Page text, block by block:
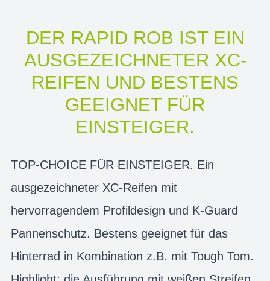
DER RAPID ROB IST EIN
AUSGEZEICHNETER XC-
REIFEN UND BESTENS
GEEIGNET FÜR
EINSTEIGER.
TOP-CHOICE FÜR EINSTEIGER. Ein
ausgezeichneter XC-Reifen mit
hervorragendem Profildesign und K-Guard
Pannenschutz. Bestens geeignet für das
Hinterrad in Kombination z.B. mit Tough Tom.